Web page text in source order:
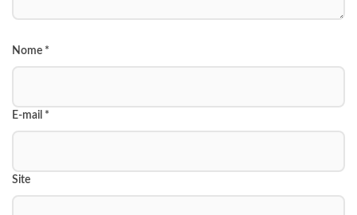
Nome *
E-mail *
Site